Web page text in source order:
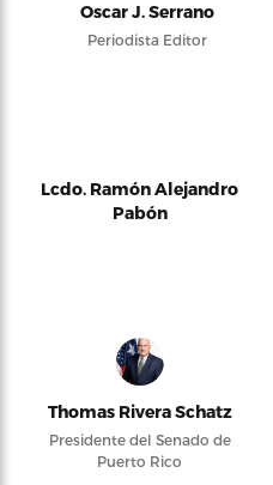
Oscar J. Serrano
Periodista Editor
Lcdo. Ramón Alejandro
Pabón
Thomas Rivera Schatz
Presidente del Senado de
Puerto Rico